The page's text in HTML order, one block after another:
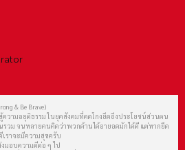
& Be Brave)
วามอยุติธรรม ในยุคสังคมที่คดโกงยึดถึงประโยชน์ส่วนตน
วม จนหลายคนคิดว่าพวกด้านได้อายอดมักได้ดี แต่หากยึด
เราจะมีความสุขครับ
งมอบความดีต่อ ๆ ไป